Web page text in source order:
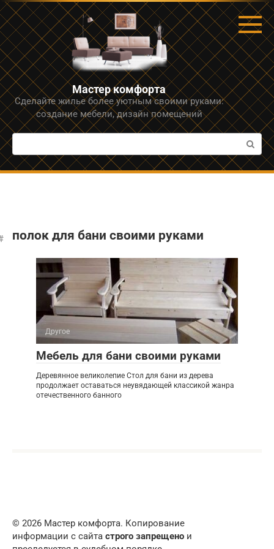
Перейти
к
контенту
Мастер комфорта
Сделайте жилье более уютным своими руками:
создание мебели, дизайн помещений
Поиск:
полок для бани своими руками
Другое
Мебель для бани своими руками
Деревянное великолепие Стол для бани из дерева
продолжает оставаться неувядающей классикой жанра
отечественного банного
© 2026 Мастер комфорта. Копирование
информации с сайта строго запрещено и